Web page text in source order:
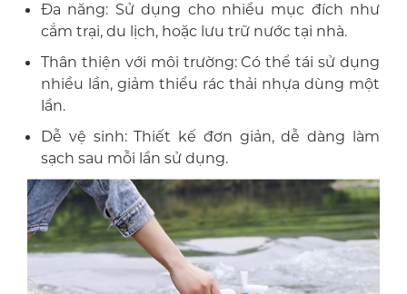
Đa năng: Sử dụng cho nhiều mục đích như
cắm trại, du lịch, hoặc lưu trữ nước tại nhà.
Thân thiện với môi trường: Có thể tái sử dụng
nhiều lần, giảm thiểu rác thải nhựa dùng một
lần.
Dễ vệ sinh: Thiết kế đơn giản, dễ dàng làm
sạch sau mỗi lần sử dụng.